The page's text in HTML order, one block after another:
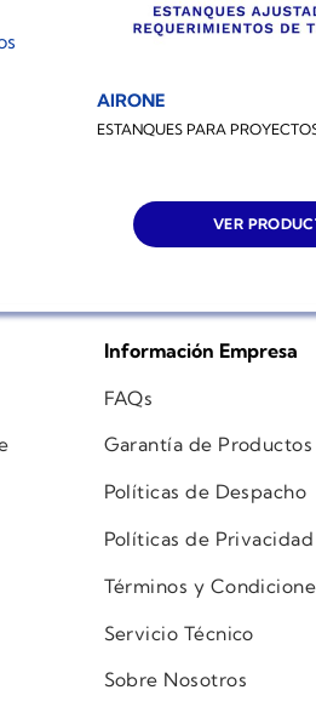
AIRONE
ESTANQUES PARA
VER
Información Empresa
FAQs
Garantía de Productos
Políticas de Despacho
Políticas de Privacidad
Términos y
Servicio Técnico
Sobre Nosotros